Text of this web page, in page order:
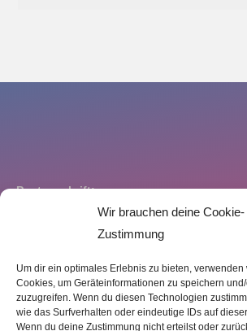
Postanschrift:
Lauftreff Schweich e.V.
Dietrich – Bonhoeffer Str. 6
Wir brauchen deine Cookie-
Zustimmung
Um dir ein optimales Erlebnis zu bieten,
Cookies, um Geräteinformationen zu speichern
zuzugreifen. Wenn du diesen Technologien
wie das Surfverhalten oder eindeutige IDs auf
Wenn du deine Zustimmung nicht erteilst oder